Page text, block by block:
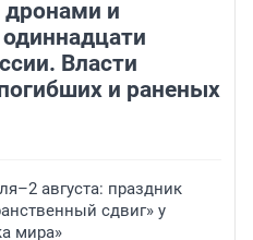
дронами и
Власти
и раненых
августа: праздник
сдвиг» у
мира»